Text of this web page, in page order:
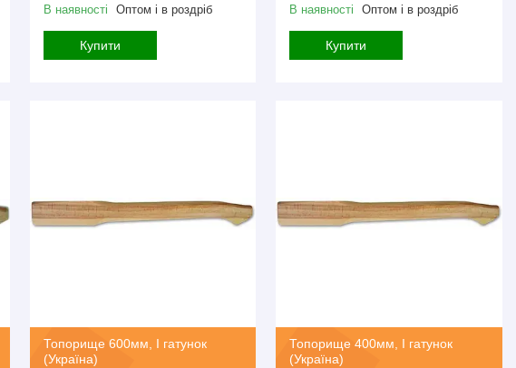
В наявності Оптом і в роздріб
Купити
В наявності Оптом і в роздріб
Купити
Топорище 600мм, I гатунок
(Україна)
Топорище 400мм, I гатунок
(Україна)